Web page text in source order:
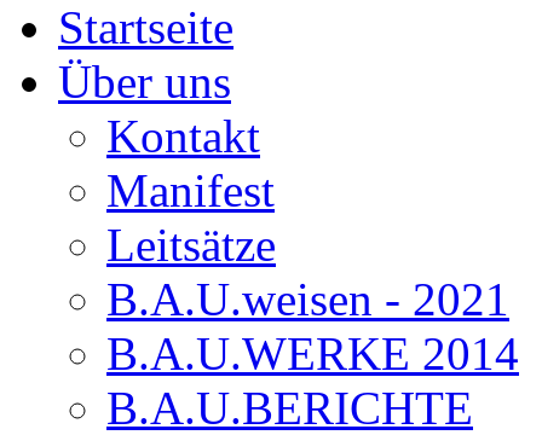
Startseite
Über uns
Kontakt
Manifest
Leitsätze
B.A.U.weisen - 2021
B.A.U.WERKE 2014
B.A.U.BERICHTE